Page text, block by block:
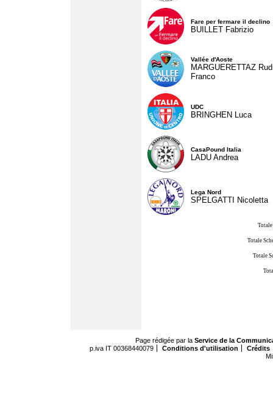
Fare per fermare il declino
BUILLET Fabrizio
Vallée d'Aoste
MARGUERETTAZ
Franco
UDC
BRINGHEN Luca
CasaPound Italia
LADU Andrea
Lega Nord
SPELGATTI Nicoletta
Totale
Totale
Page rédigée par la Service de la
p.iva IT 00368440079
Conditions d'utilisation
Crédits